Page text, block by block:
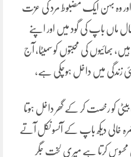
وہ بہن ایک مضبوط مرد کی عزت
باپ کی گود میں اور اپنے
بھائیوں کی محبتوں کو سمیٹا، آج
زندگی میں داخل ہوچکی ہے،
کو رخصت کر کے گھر داخل ہوتا
خالی دیکھ باپ کے آنسو نکل آتے
محسوس کرتا ہے میری لخت جگر